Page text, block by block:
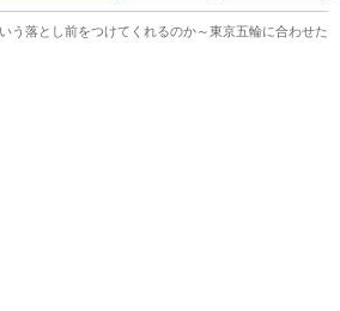
う落とし前をつけてくれるのか～東京五輪に合わせた